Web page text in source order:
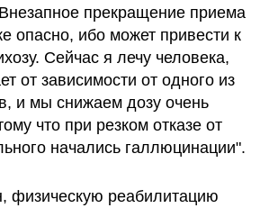
прекращение приема
опасно, ибо может привести к
Сейчас я лечу человека,
от зависимости от одного из
и мы снижаем дозу очень
что при резком отказе от
начались галлюцинации".
физическую реабилитацию